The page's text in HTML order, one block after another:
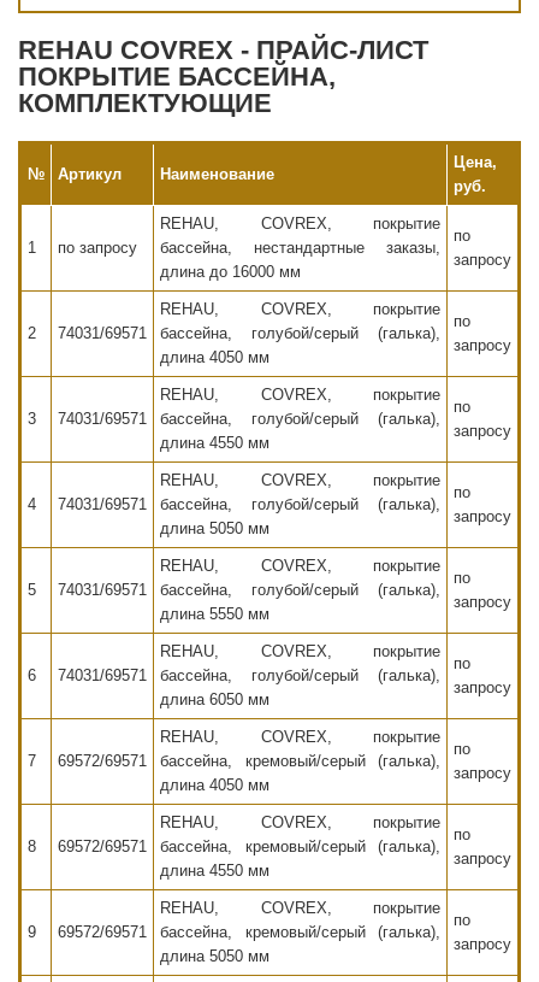
REHAU COVREX - ПРАЙС-ЛИСТ
ПОКРЫТИЕ БАССЕЙНА,
КОМПЛЕКТУЮЩИЕ
№ Артикул Наименование
Цена,
руб.
1 по запросу
REHAU, COVREX, покрытие
бассейна, нестандартные заказы,
длина до 16000 мм
по
запросу
2 74031/69571
REHAU, COVREX, покрытие
бассейна, голубой/серый (галька),
длина 4050 мм
по
запросу
3 74031/69571
REHAU, COVREX, покрытие
бассейна, голубой/серый (галька),
длина 4550 мм
по
запросу
4 74031/69571
REHAU, COVREX, покрытие
бассейна, голубой/серый (галька),
длина 5050 мм
по
запросу
5 74031/69571
REHAU, COVREX, покрытие
бассейна, голубой/серый (галька),
длина 5550 мм
по
запросу
6 74031/69571
REHAU, COVREX, покрытие
бассейна, голубой/серый (галька),
длина 6050 мм
по
запросу
7 69572/69571
REHAU, COVREX, покрытие
бассейна, кремовый/серый (галька),
длина 4050 мм
по
запросу
8 69572/69571
REHAU, COVREX, покрытие
бассейна, кремовый/серый (галька),
длина 4550 мм
по
запросу
9 69572/69571
REHAU, COVREX, покрытие
бассейна, кремовый/серый (галька),
длина 5050 мм
по
запросу